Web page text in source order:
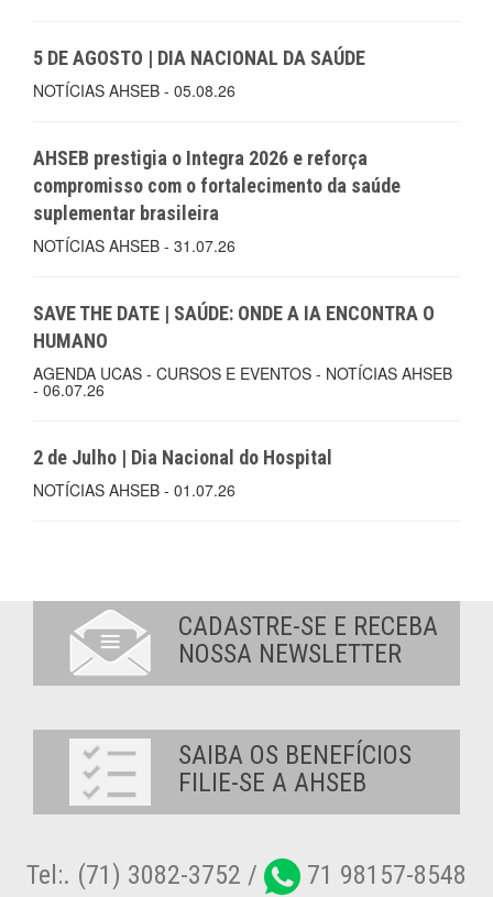
5 DE AGOSTO | DIA NACIONAL DA SAÚDE
NOTÍCIAS AHSEB - 05.08.26
AHSEB prestigia o Integra 2026 e reforça
compromisso com o fortalecimento da saúde
suplementar brasileira
NOTÍCIAS AHSEB - 31.07.26
SAVE THE DATE | SAÚDE: ONDE A IA ENCONTRA O
HUMANO
AGENDA UCAS - CURSOS E EVENTOS - NOTÍCIAS AHSEB
- 06.07.26
2 de Julho | Dia Nacional do Hospital
NOTÍCIAS AHSEB - 01.07.26
CADASTRE-SE E RECEBA
NOSSA NEWSLETTER
SAIBA OS BENEFÍCIOS
FILIE-SE A AHSEB
Tel:. (71) 3082-3752 / 71 98157-8548